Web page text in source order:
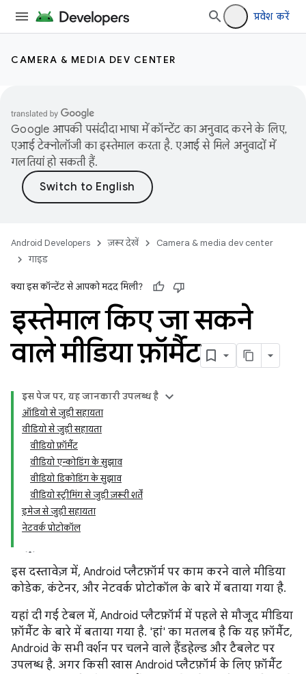
प्रवेश करें
CAMERA & MEDIA DEV CENTER
Google आपकी पसंदीदा भाषा में कॉन्टेंट का अनुवाद करने के लिए,
एआई टेक्नोलॉजी का इस्तेमाल करता है. एआई से मिले अनुवादों में
गलतियां हो सकती हैं.
Android Developers ज़रूर देखें
Camera & media dev center
गाइड
क्या इस कॉन्टेंट से आपको मदद मिली?
इस्तेमाल किए जा सकने
वाले मीडिया फ़ॉर्मैट
इस पेज पर, यह जानकारी उपलब्ध है
ऑडियो से जुड़ी सहायता
वीडियो से जुड़ी सहायता
वीडियो फ़ॉर्मैट
वीडियो एन्कोडिंग के सुझाव
वीडियो डिकोडिंग के सुझाव
वीडियो स्ट्रीमिंग से जुड़ी ज़रूरी शर्तें
इमेज से जुड़ी सहायता
नेटवर्क प्रोटोकॉल
इस दस्तावेज़ में, Android प्लैटफ़ॉर्म पर काम करने वाले मीडिया
कोडेक, कंटेनर, और नेटवर्क प्रोटोकॉल के बारे में बताया गया है.
यहां दी गई टेबल में, Android प्लैटफ़ॉर्म में पहले से मौजूद मीडिया
फ़ॉर्मैट के बारे में बताया गया है. 'हां' का मतलब है कि यह फ़ॉर्मैट,
Android के सभी वर्शन पर चलने वाले हैंडहेल्ड और टैबलेट पर
उपलब्ध है. अगर किसी खास Android प्लैटफ़ॉर्म के लिए फ़ॉर्मैट